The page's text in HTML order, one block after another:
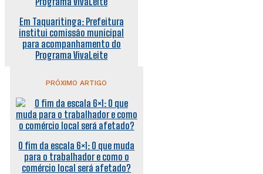
Em Taquaritinga: Prefeitura
institui comissão municipal
para acompanhamento do
Programa VivaLeite
PRÓXIMO ARTIGO
O fim da escala 6×1: O que muda
para o trabalhador e como o
comércio local será afetado?